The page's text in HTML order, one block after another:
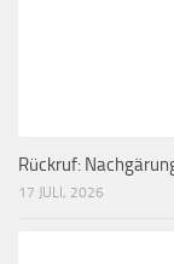
Rückruf:
17 JULI, 2026